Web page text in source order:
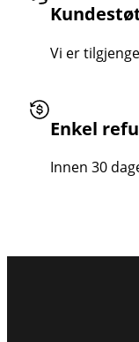
Vi er
Enkel
Innen 30